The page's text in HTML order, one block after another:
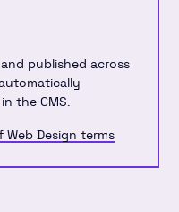
published across
the CMS.
Design terms